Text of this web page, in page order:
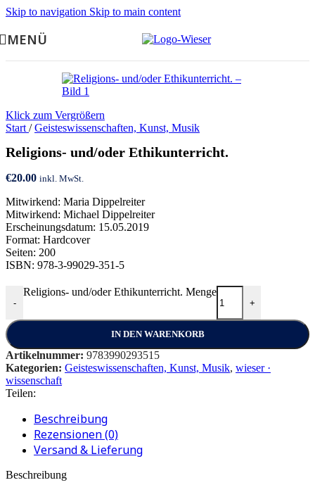
Skip to navigation Skip to main content
MENÜ
Klick zum Vergrößern
Start / Geisteswissenschaften, Kunst, Musik
Religions- und/oder Ethikunterricht.
€20.00 inkl. MwSt.
Mitwirkend: Maria Dippelreiter
Mitwirkend: Michael Dippelreiter
Erscheinungsdatum: 15.05.2019
Format: Hardcover
Seiten: 200
ISBN: 978-3-99029-351-5
-
Religions- und/oder Ethikunterricht. Menge
+
IN DEN WARENKORB
Artikelnummer: 9783990293515
Kategorien: Geisteswissenschaften, Kunst, Musik, wieser ·
wissenschaft
Teilen:
Beschreibung
Rezensionen (0)
Versand & Lieferung
Beschreibung